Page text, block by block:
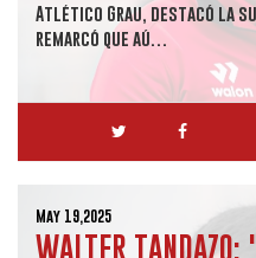
Atlético Grau, destacó la
remarcó que aú…
May 19,2025
WALTER TANDAZO: